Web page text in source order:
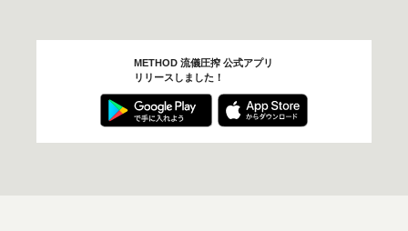
METHOD 流儀圧搾 公式アプリ
リリースしました！